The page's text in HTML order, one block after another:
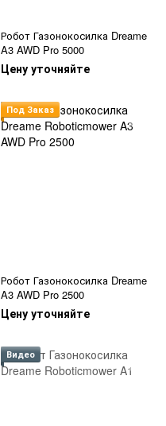
Робот Газонокосилка Dreame
A3 AWD Pro 5000
Цену уточняйте
Под Заказ
Робот Газонокосилка Dreame
A3 AWD Pro 2500
Цену уточняйте
Видео